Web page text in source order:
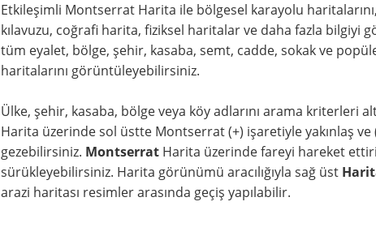
Etkileşimli Montserrat Harita ile bölgesel karayolu
kılavuzu, coğrafi harita, fiziksel haritalar ve daha fazla
tüm eyalet, bölge, şehir, kasaba, semt, cadde, sokak ve
haritalarını görüntüleyebilirsiniz.
Ülke, şehir, kasaba, bölge veya köy adlarını arama kriterleri
Harita üzerinde sol üstte Montserrat (+) işaretiyle yakınlaş ve
gezebilirsiniz. Montserrat Harita üzerinde fareyi hareket
sürükleyebilirsiniz. Harita görünümü aracılığıyla sağ üst
arazi haritası resimler arasında geçiş yapılabilir.